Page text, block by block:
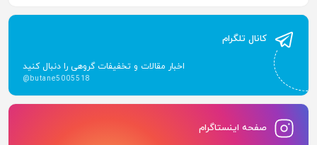
کانال تلگرام
اخبار مقالات و تخفیفات گروهی را دنبال کنید
@butane5005518
صفحه اینستاگرام